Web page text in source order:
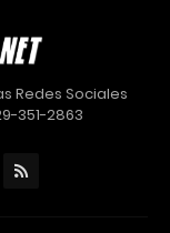
Redes Sociales
351-2863